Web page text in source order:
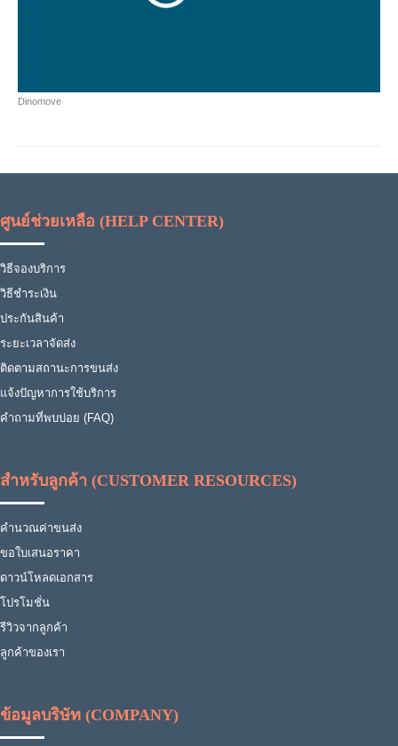
Dinomove
ศูนย์ช่วยเหลือ (HELP CENTER)
วิธีจองบริการ
วิธีชำระเงิน
ประกันสินค้า
ระยะเวลาจัดส่ง
ติดตามสถานะการขนส่ง
แจ้งปัญหาการใช้บริการ
คำถามที่พบบ่อย (FAQ)
สำหรับลูกค้า (CUSTOMER RESOURCES)
คำนวณค่าขนส่ง
ขอใบเสนอราคา
ดาวน์โหลดเอกสาร
โปรโมชั่น
รีวิวจากลูกค้า
ลูกค้าของเรา
ข้อมูลบริษัท (COMPANY)